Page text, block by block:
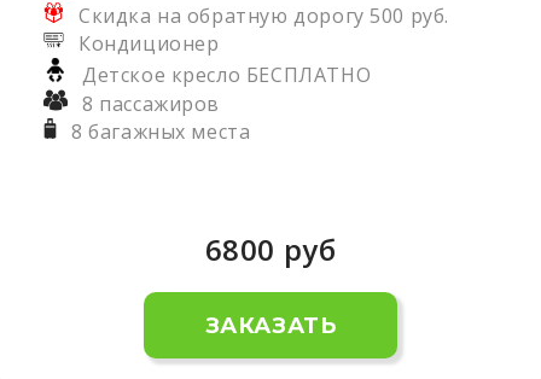
Скидка на обратную дорогу 500 руб.
Кондиционер
Детское кресло БЕСПЛАТНО
8 пассажиров
8 багажных места
6800 руб
ЗАКАЗАТЬ